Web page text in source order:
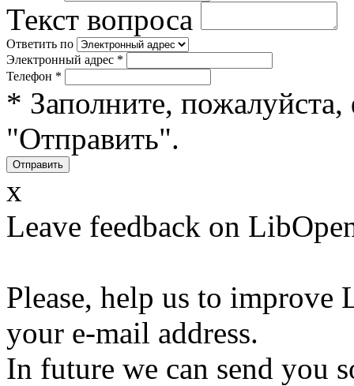
Текст вопроса
Ответить по
Электронный адрес *
Телефон *
* Заполните,
"Отправить".
x
Leave feedback on
Please, help us to
your e-mail address.
In future we can send you